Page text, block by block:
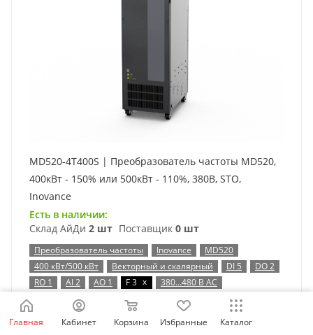
MD520-4T400S | Преобразователь частоты MD520,
400кВт - 150% или 500кВт - 110%, 380В, STO,
Inovance
Есть в наличии:
Склад АйДи 2 шт Поставщик 0 шт
Преобразователь частоты Inovance
MD520
400 кВт/500 кВт
Векторный и скалярный DI 5
DO 2
RO 1
AI 2 AO 1 F 3 x 380…480 В AC
Таблица выбора
Главная Кабинет Корзина Избранные Каталог